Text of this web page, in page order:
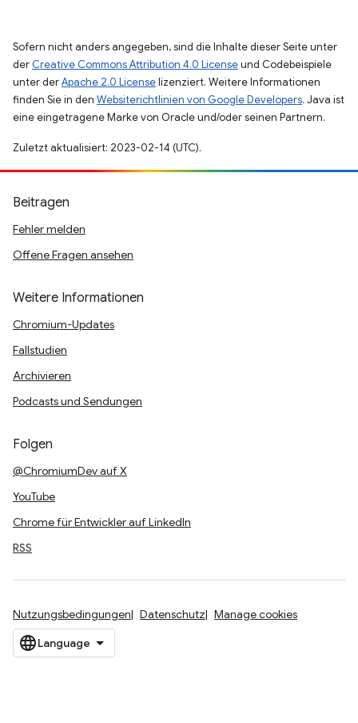
Sofern nicht anders angegeben, sind die Inhalte dieser Seite unter
der Creative Commons Attribution 4.0 Licenseund Codebeispiele
unter derApache 2.0 Licenselizenziert. Weitere Informationen
finden Sie in den Websiterichtlinien von Google Developers. Java ist
eine eingetragene Marke von Oracle und/oder seinen Partnern.
Zuletzt aktualisiert: 2023-02-14 (UTC).
Beitragen
Fehler melden
Offene Fragen ansehen
Weitere Informationen
Chromium-Updates
Fallstudien
Archivieren
Podcasts und Sendungen
Folgen
@ChromiumDev auf X
YouTube
Chrome für Entwickler auf LinkedIn
RSS
Nutzungsbedingungen Datenschutz Manage cookies